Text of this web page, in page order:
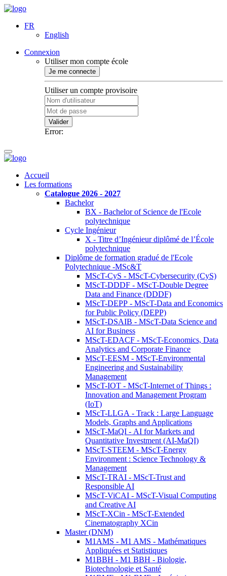
FR
English
Connexion
Utiliser mon compte école
Je me connecte
Utiliser un compte provisoire
Valider
Error:
Accueil
Les formations
Catalogue 2026 - 2027
Bachelor
BX - Bachelor of Science de l'Ecole
polytechnique
Cycle Ingénieur
X - Titre d’Ingénieur diplômé de l’École
polytechnique
Diplôme de formation gradué de l'Ecole
Polytechnique -MSc&T
MScT-CyS - MScT-Cybersecurity (CyS)
MScT-DDDF - MScT-Double Degree
Data and Finance (DDDF)
MScT-DEPP - MScT-Data and Economics
for Public Policy (DEPP)
MScT-DSAIB - MScT-Data Science and
AI for Business
MScT-EDACF - MScT-Economics, Data
Analytics and Corporate Finance
MScT-EESM - MScT-Environmental
Engineering and Sustainability
Management
MScT-IOT - MScT-Internet of Things :
Innovation and Management Program
(IoT)
MScT-LLGA - Track : Large Language
Models, Graphs and Applications
MScT-MaQI - AI for Markets and
Quantitative Investment (AI-MaQI)
MScT-STEEM - MScT-Energy
Environment : Science Technology &
Management
MScT-TRAI - MScT-Trust and
Responsible AI
MScT-ViCAI - MScT-Visual Computing
and Creative AI
MScT-XCin - MScT-Extended
Cinematography XCin
Master (DNM)
M1AMS - M1 AMS - Mathématiques
Appliquées et Statistiques
M1BBH - M1 BBH - Biologie,
Biotechnologie et Santé